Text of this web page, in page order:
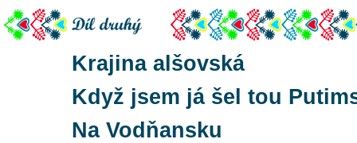
Krajina alšovská
Když jsem já šel tou
Na Vodňansku